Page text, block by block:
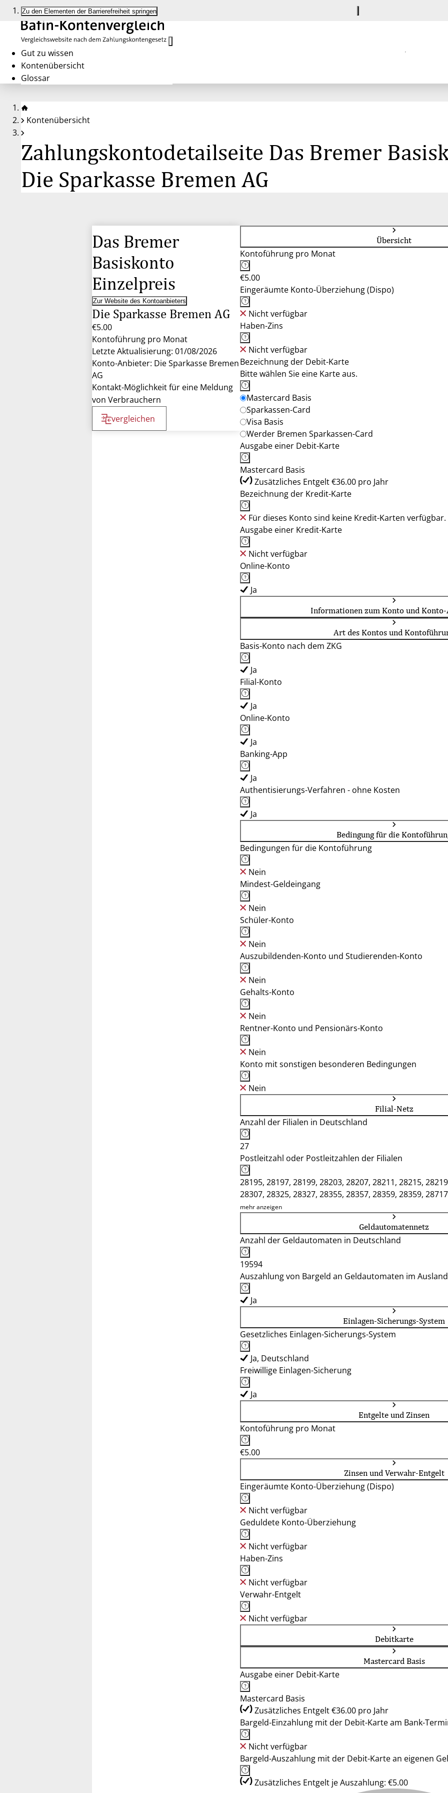
Zu den Elementen der Barrierefreiheit springen
Gut zu wissen
Kontenübersicht
Glossar
Kontenübersicht
Zahlungskontodetailseite Das Bremer
Die Sparkasse Bremen AG
Das Bremer
Basiskonto
Einzelpreis
Zur Website des Kontoanbieters
Die Sparkasse Bremen AG
€5.00
Kontoführung pro Monat
Letzte Aktualisierung: 01/08/2026
Konto-Anbieter: Die Sparkasse Bremen
AG
Kontakt-Möglichkeit für eine Meldung
von Verbrauchern
vergleichen
Übersicht
Kontoführung pro Monat
€5.00
Eingeräumte Konto-Überziehung (Dispo)
Nicht verfügbar
Haben-Zins
Nicht verfügbar
Bezeichnung der Debit-Karte
Bitte wählen Sie eine Karte aus.
Mastercard Basis
Sparkassen-Card
Visa Basis
Werder Bremen Sparkassen-Card
Ausgabe einer Debit-Karte
Mastercard Basis
Zusätzliches Entgelt €36.00 pro Jahr
Bezeichnung der Kredit-Karte
Für dieses Konto sind keine Kredit-Karten verfügbar.
Ausgabe einer Kredit-Karte
Nicht verfügbar
Online-Konto
Ja
Informationen zum Konto und
Art des Kontos und
Basis-Konto nach dem ZKG
Ja
Filial-Konto
Ja
Online-Konto
Ja
Banking-App
Ja
Authentisierungs-Verfahren - ohne Kosten
Ja
Bedingung für die
Bedingungen für die Kontoführung
Nein
Mindest-Geldeingang
Nein
Schüler-Konto
Nein
Auszubildenden-Konto und Studierenden-Konto
Nein
Gehalts-Konto
Nein
Rentner-Konto und Pensionärs-Konto
Nein
Konto mit sonstigen besonderen Bedingungen
Nein
Filial-Netz
Anzahl der Filialen in Deutschland
27
Postleitzahl oder Postleitzahlen der Filialen
28195, 28197, 28199, 28203, 28207, 28211, 28215,
28307, 28325, 28327, 28355, 28357, 28359, 28359,
mehr anzeigen
Geldautomatennetz
Anzahl der Geldautomaten in Deutschland
19594
Auszahlung von Bargeld an Geldautomaten im
Ja
Einlagen-Sicherungs-System
Gesetzliches Einlagen-Sicherungs-System
Ja, Deutschland
Freiwillige Einlagen-Sicherung
Ja
Entgelte und Zinsen
Kontoführung pro Monat
€5.00
Zinsen und Verwahr-Entgelt
Eingeräumte Konto-Überziehung (Dispo)
Nicht verfügbar
Geduldete Konto-Überziehung
Nicht verfügbar
Haben-Zins
Nicht verfügbar
Verwahr-Entgelt
Nicht verfügbar
Debitkarte
Mastercard Basis
Ausgabe einer Debit-Karte
Mastercard Basis
Zusätzliches Entgelt €36.00 pro Jahr
Bargeld-Einzahlung mit der Debit-Karte am Bank-
Nicht verfügbar
Bargeld-Auszahlung mit der Debit-Karte an eigenen
Zusätzliches Entgelt je Auszahlung: €5.00